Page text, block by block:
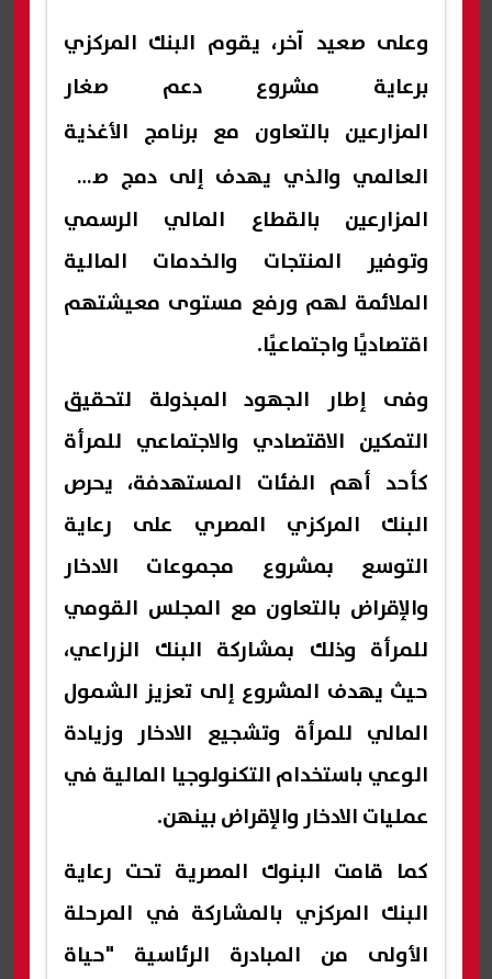
وعلى صعيد آخر، يقوم البنك المركزي
برعاية مشروع دعم صغار
المزارعين بالتعاون مع برنامج الأغذية
العالمي والذي يهدف إلى دمج صغار
المزارعين بالقطاع المالي الرسمي
وتوفير المنتجات والخدمات المالية
الملائمة لهم ورفع مستوى معيشتهم
اقتصاديًا واجتماعيًا.
وفى إطار الجهود المبذولة لتحقيق
التمكين الاقتصادي والاجتماعي للمرأة
كأحد أهم الفئات المستهدفة، يحرص
البنك المركزي المصري على رعاية
التوسع بمشروع مجموعات الادخار
والإقراض بالتعاون مع المجلس القومي
للمرأة وذلك بمشاركة البنك الزراعي،
حيث يهدف المشروع إلى تعزيز الشمول
المالي للمرأة وتشجيع الادخار وزيادة
الوعي باستخدام التكنولوجيا المالية في
عمليات الادخار والإقراض بينهن.
كما قامت البنوك المصرية تحت رعاية
البنك المركزي بالمشاركة في المرحلة
الأولى من المبادرة الرئاسية "حياة